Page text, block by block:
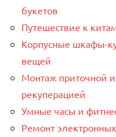
букетов
Путешествие к
Корпусные шкафы-
вещей
Монтаж приточной
рекуперацией
Умные часы и
Ремонт